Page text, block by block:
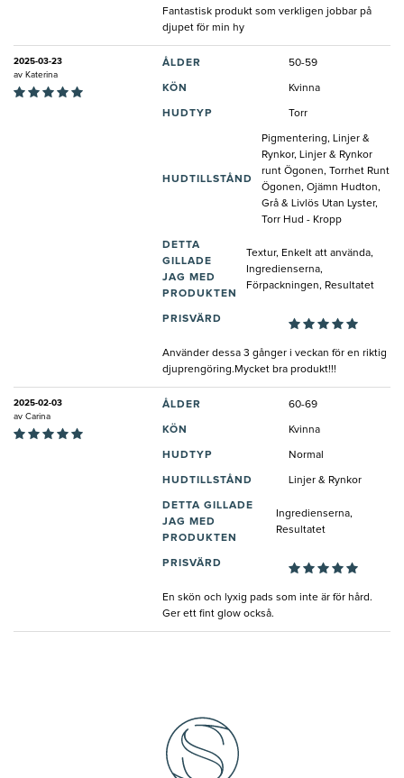
Fantastisk produkt som verkligen jobbar på
djupet för min hy
2025-03-23
av Katerina
ÅLDER 50-59
KÖN Kvinna
HUDTYP Torr
HUDTILLSTÅND
Pigmentering, Linjer &
Rynkor, Linjer & Rynkor
runt Ögonen, Torrhet Runt
Ögonen, Ojämn Hudton,
Grå & Livlös Utan Lyster,
Torr Hud - Kropp
DETTA
GILLADE
JAG MED
PRODUKTEN
Textur, Enkelt att använda,
Ingredienserna,
Förpackningen, Resultatet
PRISVÄRD
Använder dessa 3 gånger i veckan för en riktig
djuprengöring.Mycket bra produkt!!!
2025-02-03
av Carina
ÅLDER 60-69
KÖN Kvinna
HUDTYP Normal
HUDTILLSTÅND Linjer & Rynkor
DETTA GILLADE
JAG MED
PRODUKTEN
Ingredienserna,
Resultatet
PRISVÄRD
En skön och lyxig pads som inte är för hård.
Ger ett fint glow också.